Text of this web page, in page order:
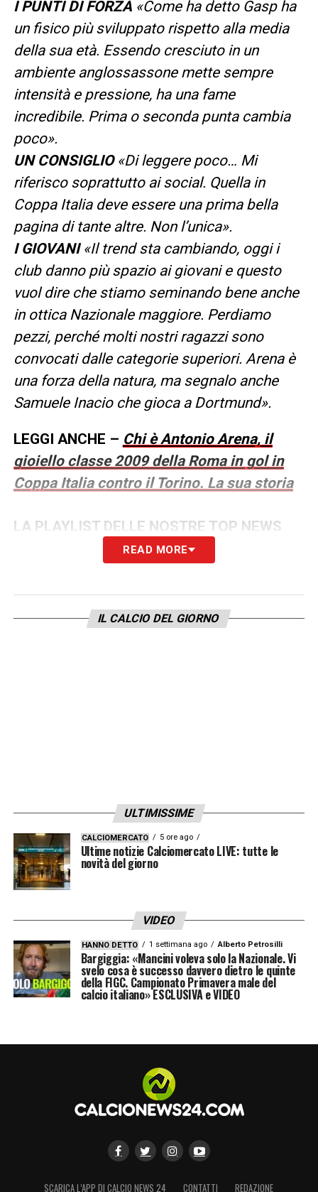
I PUNTI DI FORZA«Come ha detto Gasp ha
un fisico più sviluppato rispetto alla media
della sua età. Essendo cresciuto in un
ambiente anglossassone mette sempre
intensità e pressione, ha una fame
incredibile. Prima o seconda punta cambia
poco».
UN CONSIGLIO«Di leggere poco… Mi
riferisco soprattutto ai social. Quella in
Coppa Italia deve essere una prima bella
pagina di tante altre. Non l’unica».
I GIOVANI«Il trend sta cambiando, oggi i
club danno più spazio ai giovani e questo
vuol dire che stiamo seminando bene anche
in ottica Nazionale maggiore. Perdiamo
pezzi, perché molti nostri ragazzi sono
convocati dalle categorie superiori. Arena è
una forza della natura, ma segnalo anche
Samuele Inacio che gioca a Dortmund».
LEGGI ANCHE – Chi è Antonio Arena, il
gioiello classe 2009 della Roma in gol in
Coppa Italia contro il Torino. La sua storia
LA PLAYLIST DELLE NOSTRE TOP NEWS
READ MORE
IL CALCIO DEL GIORNO
ULTIMISSIME
CALCIOMERCATO 5 ore ago
Ultime notizie Calciomercato LIVE: tutte le
novità del giorno
VIDEO
HANNO DETTO 1 settimana ago Alberto Petrosilli
Bargiggia: «Mancini voleva solo la Nazionale. Vi
svelo cosa è successo davvero dietro le quinte
della FIGC. Campionato Primavera male del
calcio italiano» ESCLUSIVA e VIDEO
SCARICA L’APP DI CALCIO NEWS 24 CONTATTI REDAZIONE